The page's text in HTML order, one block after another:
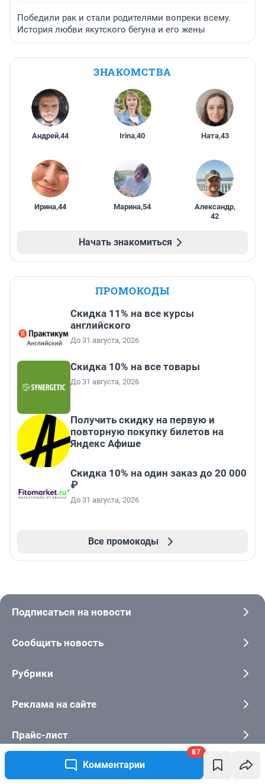
Комментарии
87
Победили рак и стали родителями вопреки всему.
История любви якутского бегуна и его жены
ЗНАКОМСТВА
Андрей,44 Irina,40 Ната,43
Ирина,44 Марина,54 Александр,
42
Начать знакомиться
ПРОМОКОДЫ
Скидка 11% на все курсы
английского
До 31 августа, 2026
Скидка 10% на все товары
До 31 августа, 2026
Получить скидку на первую и
повторную покупку билетов на
Яндекс Афише
Скидка 10% на один заказ до 20 000
₽
До 31 августа, 2026
Все промокоды
Подписаться на новости
Сообщить новость
Рубрики
Реклама на сайте
Прайс-лист
О компании